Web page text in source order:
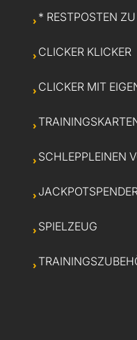
* RESTPOSTEN
CLICKER KLICKER
CLICKER MIT
SCHLEPPLEINEN
SPIELZEUG